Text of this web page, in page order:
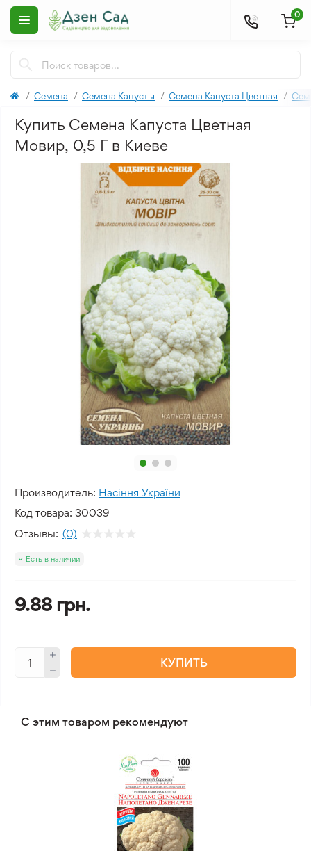
0
Семена Семена Капусты Семена Капуста Цветная
Купить Семена Капуста Цветная
Мовир, 0,5 Г в Киеве
Производитель: Насіння України
Код товара: 30039
Отзывы: (0)
Есть в наличии
9.88 грн.
КУПИТЬ
С этим товаром рекомендуют